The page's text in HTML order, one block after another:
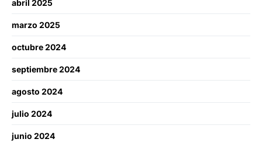
abril 2025
marzo 2025
octubre 2024
septiembre 2024
agosto 2024
julio 2024
junio 2024